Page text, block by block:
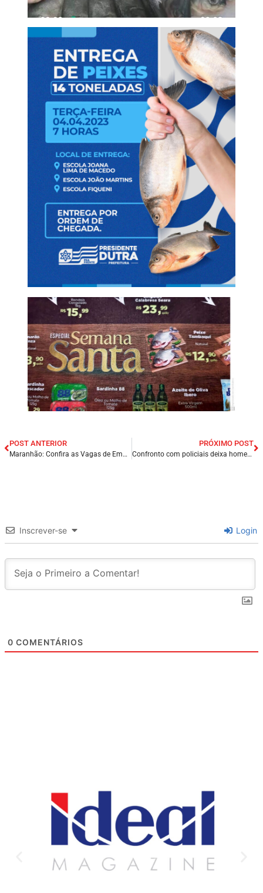
POST ANTERIOR
Maranhão: Confira as Vagas de Emprego no Quadro TEM VAGA, deste Domingo (02/04);
PRÓXIMO POST
Confronto com policiais deixa homem morto na cidade de Salvador/BA.
Inscrever-se Login
0 COMENTÁRIOS